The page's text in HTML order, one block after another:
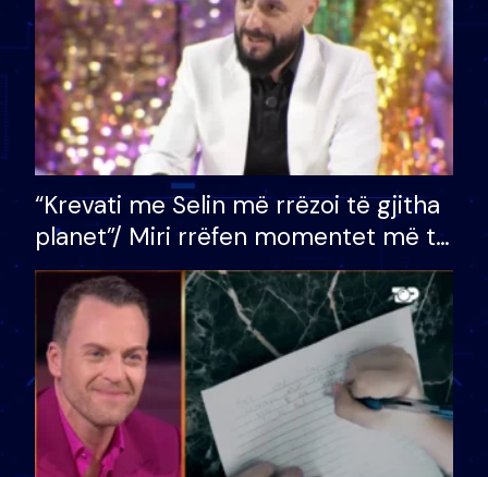
“Krevati me Selin më rrëzoi të gjitha
planet”/ Miri rrëfen momentet më të
bukura në shtëpinë e BB VIP: Do më
mungojë zilja e mëngjesit kur…